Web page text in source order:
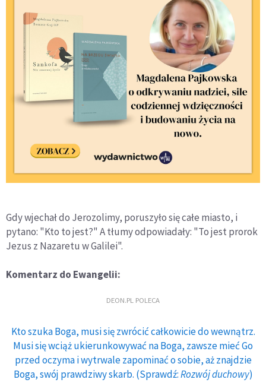
Gdy wjechał do Jerozolimy, poruszyło się całe miasto, i
pytano: "Kto to jest?" A tłumy odpowiadały: "To jest prorok
Jezus z Nazaretu w Galilei".
Komentarz do Ewangelii:
DEON.PL POLECA
Kto szuka Boga, musi się zwrócić całkowicie do wewnątrz.
Musi się wciąż ukierunkowywać na Boga, zawsze mieć Go
przed oczyma i wytrwale zapominać o sobie, aż znajdzie
Boga, swój prawdziwy skarb. (Sprawdź:Rozwój duchowy)